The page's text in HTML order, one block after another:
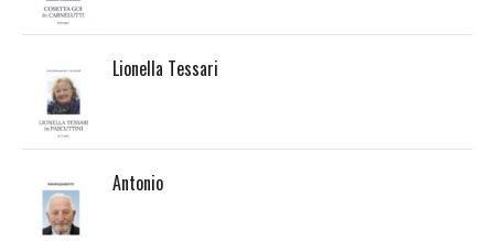
Lionella Tessari
Antonio